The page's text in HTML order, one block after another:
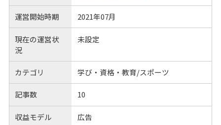
運営開始時期 2021年07月
現在の運営状
況
未設定
カテゴリ 学び・資格・教育/スポーツ
記事数 10
収益モデル 広告